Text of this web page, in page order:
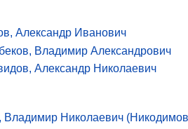
Александр Иванович
Владимир Александрович
Александр Николаевич
Владимир Николаевич